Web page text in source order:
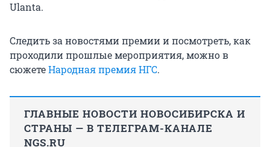
Ulanta.
Следить за новостями премии и посмотреть, как
проходили прошлые мероприятия, можно в
сюжетеНародная премия НГС.
ГЛАВНЫЕ НОВОСТИ НОВОСИБИРСКА И
СТРАНЫ — В ТЕЛЕГРАМ-КАНАЛЕ
NGS.RU